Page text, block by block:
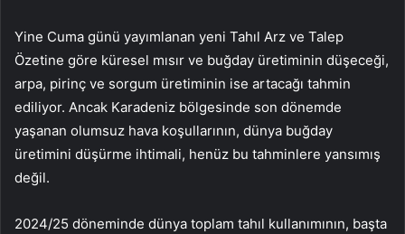
Yine Cuma günü yayımlanan yeni Tahıl Arz ve Talep
Özetine göre küresel mısır ve buğday üretiminin düşeceği,
arpa, pirinç ve sorgum üretiminin ise artacağı tahmin
ediliyor. Ancak Karadeniz bölgesinde son dönemde
yaşanan olumsuz hava koşullarının, dünya buğday
üretimini düşürme ihtimali, henüz bu tahminlere yansımış
değil.
2024/25 döneminde dünya toplam tahıl kullanımının, başta